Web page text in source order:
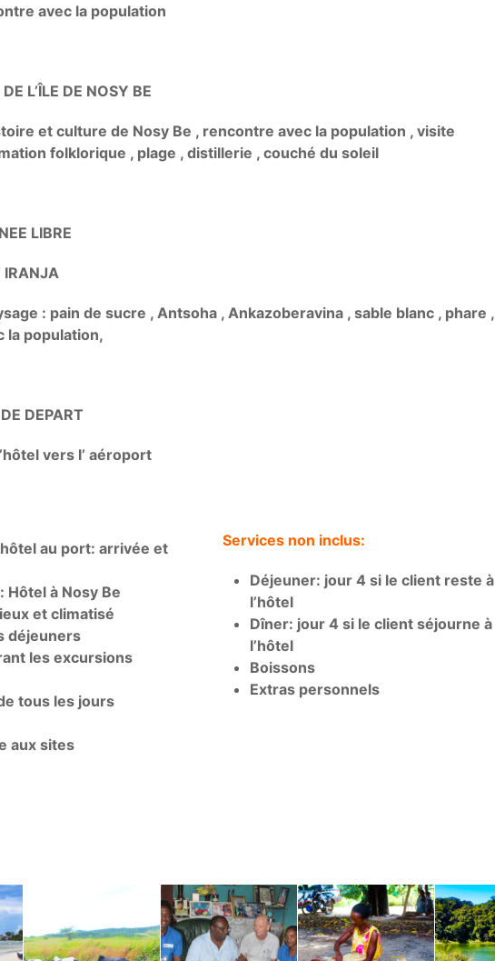
avec la population
L’ÎLE DE NOSY BE
et culture de Nosy Be , rencontre avec la population , visite
folklorique , plage , distillerie , couché du soleil
LIBRE
IRANJA
: pain de sucre , Antsoha , Ankazoberavina , sable blanc , phare ,
la population,
DEPART
vers l’ aéroport
au port: arrivée et
Hôtel à Nosy Be
et climatisé
déjeuners
les excursions
tous les jours
aux sites
Services non inclus:
Déjeuner: jour 4 si le client reste à
l’hôtel
Dîner: jour 4 si le client séjourne à
l’hôtel
Boissons
Extras personnels